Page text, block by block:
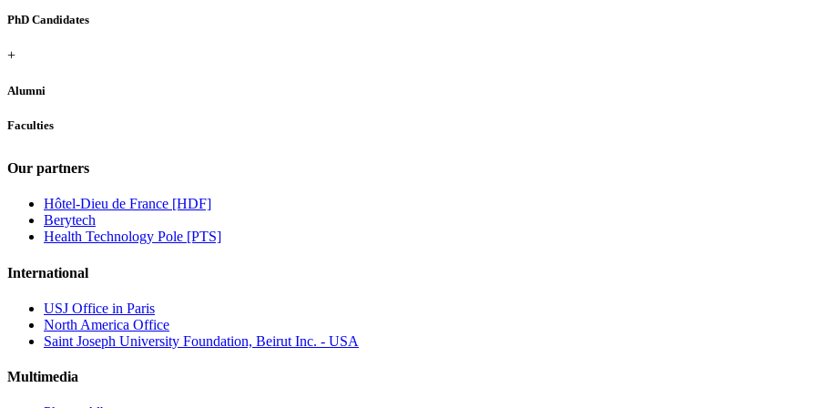
PhD Candidates
+
Alumni
Faculties
Our partners
Hôtel-Dieu de France [HDF]
Berytech
Health Technology Pole [PTS]
International
USJ Office in Paris
North America Office
Saint Joseph University Foundation, Beirut Inc. - USA
Multimedia